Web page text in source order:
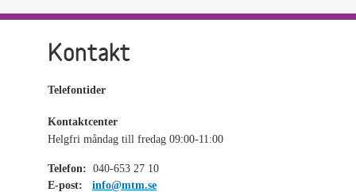
Kontakt
Telefontider
Kontaktcenter
Helgfri måndag till fredag 09:00-11:00
Telefon: 040-653 27 10
E-post:
info@mtm.se